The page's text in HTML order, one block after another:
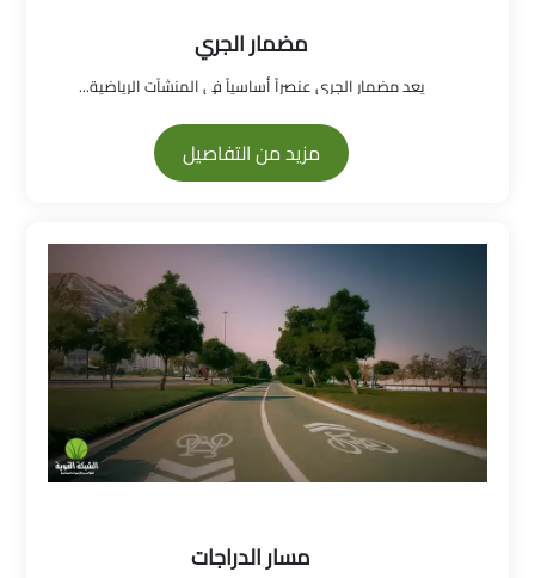
مضمار الجري
يعد مضمار الجري عنصراً أساسياً في المنشآت الرياضية...
مزيد من التفاصيل
مسار الدراجات